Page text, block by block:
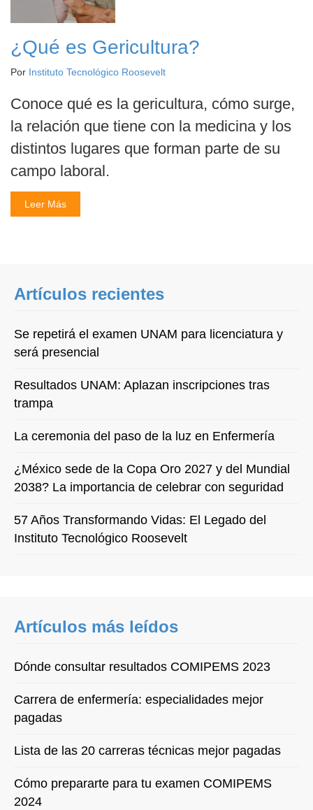
¿Qué es Gericultura?
Por Instituto Tecnológico Roosevelt
Conoce qué es la gericultura, cómo surge,
la relación que tiene con la medicina y los
distintos lugares que forman parte de su
campo laboral.
Leer Más
Artículos recientes
Se repetirá el examen UNAM para licenciatura y
será presencial
Resultados UNAM: Aplazan inscripciones tras
trampa
La ceremonia del paso de la luz en Enfermería
¿México sede de la Copa Oro 2027 y del Mundial
2038? La importancia de celebrar con seguridad
57 Años Transformando Vidas: El Legado del
Instituto Tecnológico Roosevelt
Artículos más leídos
Dónde consultar resultados COMIPEMS 2023
Carrera de enfermería: especialidades mejor
pagadas
Lista de las 20 carreras técnicas mejor pagadas
Cómo prepararte para tu examen COMIPEMS
2024